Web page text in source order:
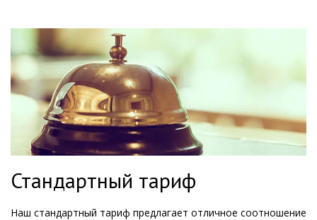
Стандартный тариф
Наш стандартный тариф предлагает отличное соотношение